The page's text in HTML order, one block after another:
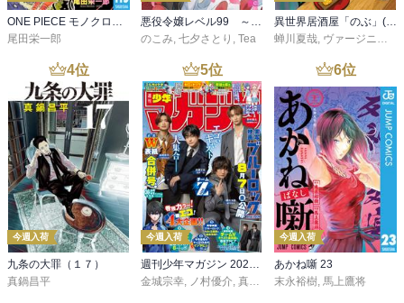
ONE PIECE モノクロ版 115
尾田栄一郎
悪役令嬢レベル99 ～私は裏ボスですが魔王ではありません～ その６
のこみ, 七夕さとり , Tea
異世界居酒屋「のぶ」(22)
蝉川夏哉, ヴァージニア二等兵
4位
今週入荷
九条の大罪（１７）
真鍋昌平
5位
今週入荷
週刊少年マガジン 2026年36・37号[2026年8月5日発売]
金城宗幸, ノ村優介, 真島ヒロ ,宮島礼吏,新川直司
6位
今週入荷
あかね噺 23
末永裕樹, 馬上鷹将